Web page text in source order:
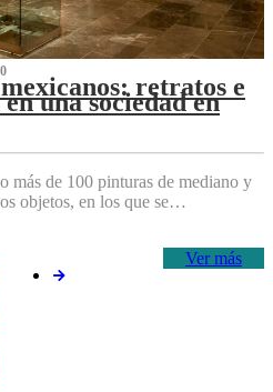
retratos e
una sociedad en
más de 100 pinturas de mediano y
objetos, en los que se…
Ver más